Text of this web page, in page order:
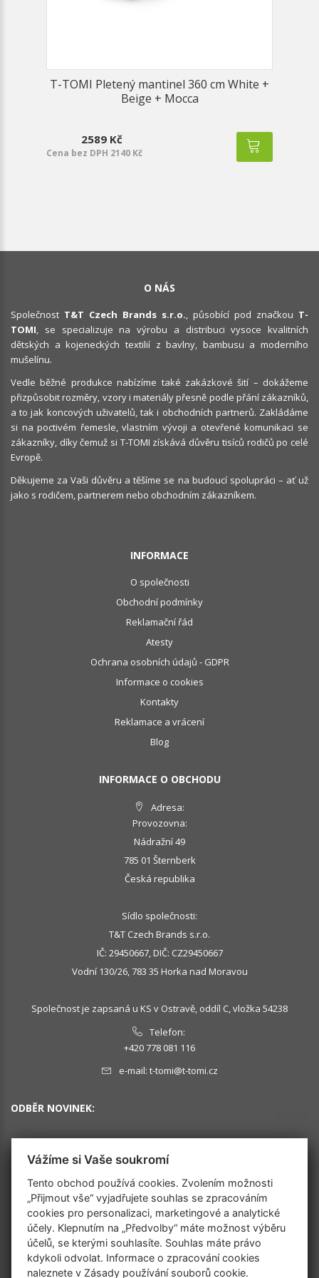
T-TOMI Pletený mantinel 360 cm White +
Beige + Mocca
2589 Kč
Cena bez DPH 2140 Kč
O NÁS
Společnost T&T Czech Brands s.r.o., působící pod značkou T-
TOMI, se specializuje na výrobu a distribuci vysoce kvalitních
dětských a kojeneckých textilií z bavlny, bambusu a moderního
mušelínu.
Vedle běžné produkce nabízíme také zakázkové šití – dokážeme
přizpůsobit rozměry, vzory i materiály přesně podle přání zákazníků,
a to jak koncových uživatelů, tak i obchodních partnerů. Zakládáme
si na poctivém řemesle, vlastním vývoji a otevřené komunikaci se
zákazníky, díky čemuž si T-TOMI získává důvěru tisíců rodičů po celé
Evropě.
Děkujeme za Vaši důvěru a těšíme se na budoucí spolupráci – ať už
jako s rodičem, partnerem nebo obchodním zákazníkem.
INFORMACE
O společnosti
Obchodní podmínky
Reklamační řád
Atesty
Ochrana osobních údajů - GDPR
Informace o cookies
Kontakty
Reklamace a vrácení
Blog
INFORMACE O OBCHODU
Adresa:
Provozovna:
Nádražní 49
785 01 Šternberk
Česká republika
Sídlo společnosti:
T&T Czech Brands s.r.o.
IČ: 29450667, DIČ: CZ29450667
Vodní 130/26, 783 35 Horka nad Moravou
Společnost je zapsaná u KS v Ostravě, oddíl C, vložka 54238
Telefon:
+420 778 081 116
e-mail: t-tomi@t-tomi.cz
ODBĚR NOVINEK:
OK
SLEDUJTE NÁS
Vážíme si Vaše soukromí
Tento obchod používá cookies. Zvolením možnosti
„Přijmout vše“ vyjadřujete souhlas se zpracováním
cookies pro personalizaci, marketingové a analytické
účely. Klepnutím na „Předvolby“ máte možnost výběru
účelů, se kterými souhlasíte. Souhlas máte právo
kdykoli odvolat. Informace o zpracování cookies
naleznete v Zásady používání souborů cookie.